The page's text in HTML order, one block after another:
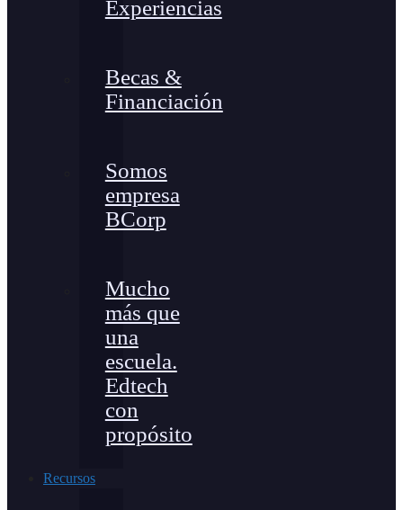
Experiencias
Becas &
Financiación
Somos
empresa
BCorp
Mucho
más que
una
escuela.
Edtech
con
propósito
Recursos